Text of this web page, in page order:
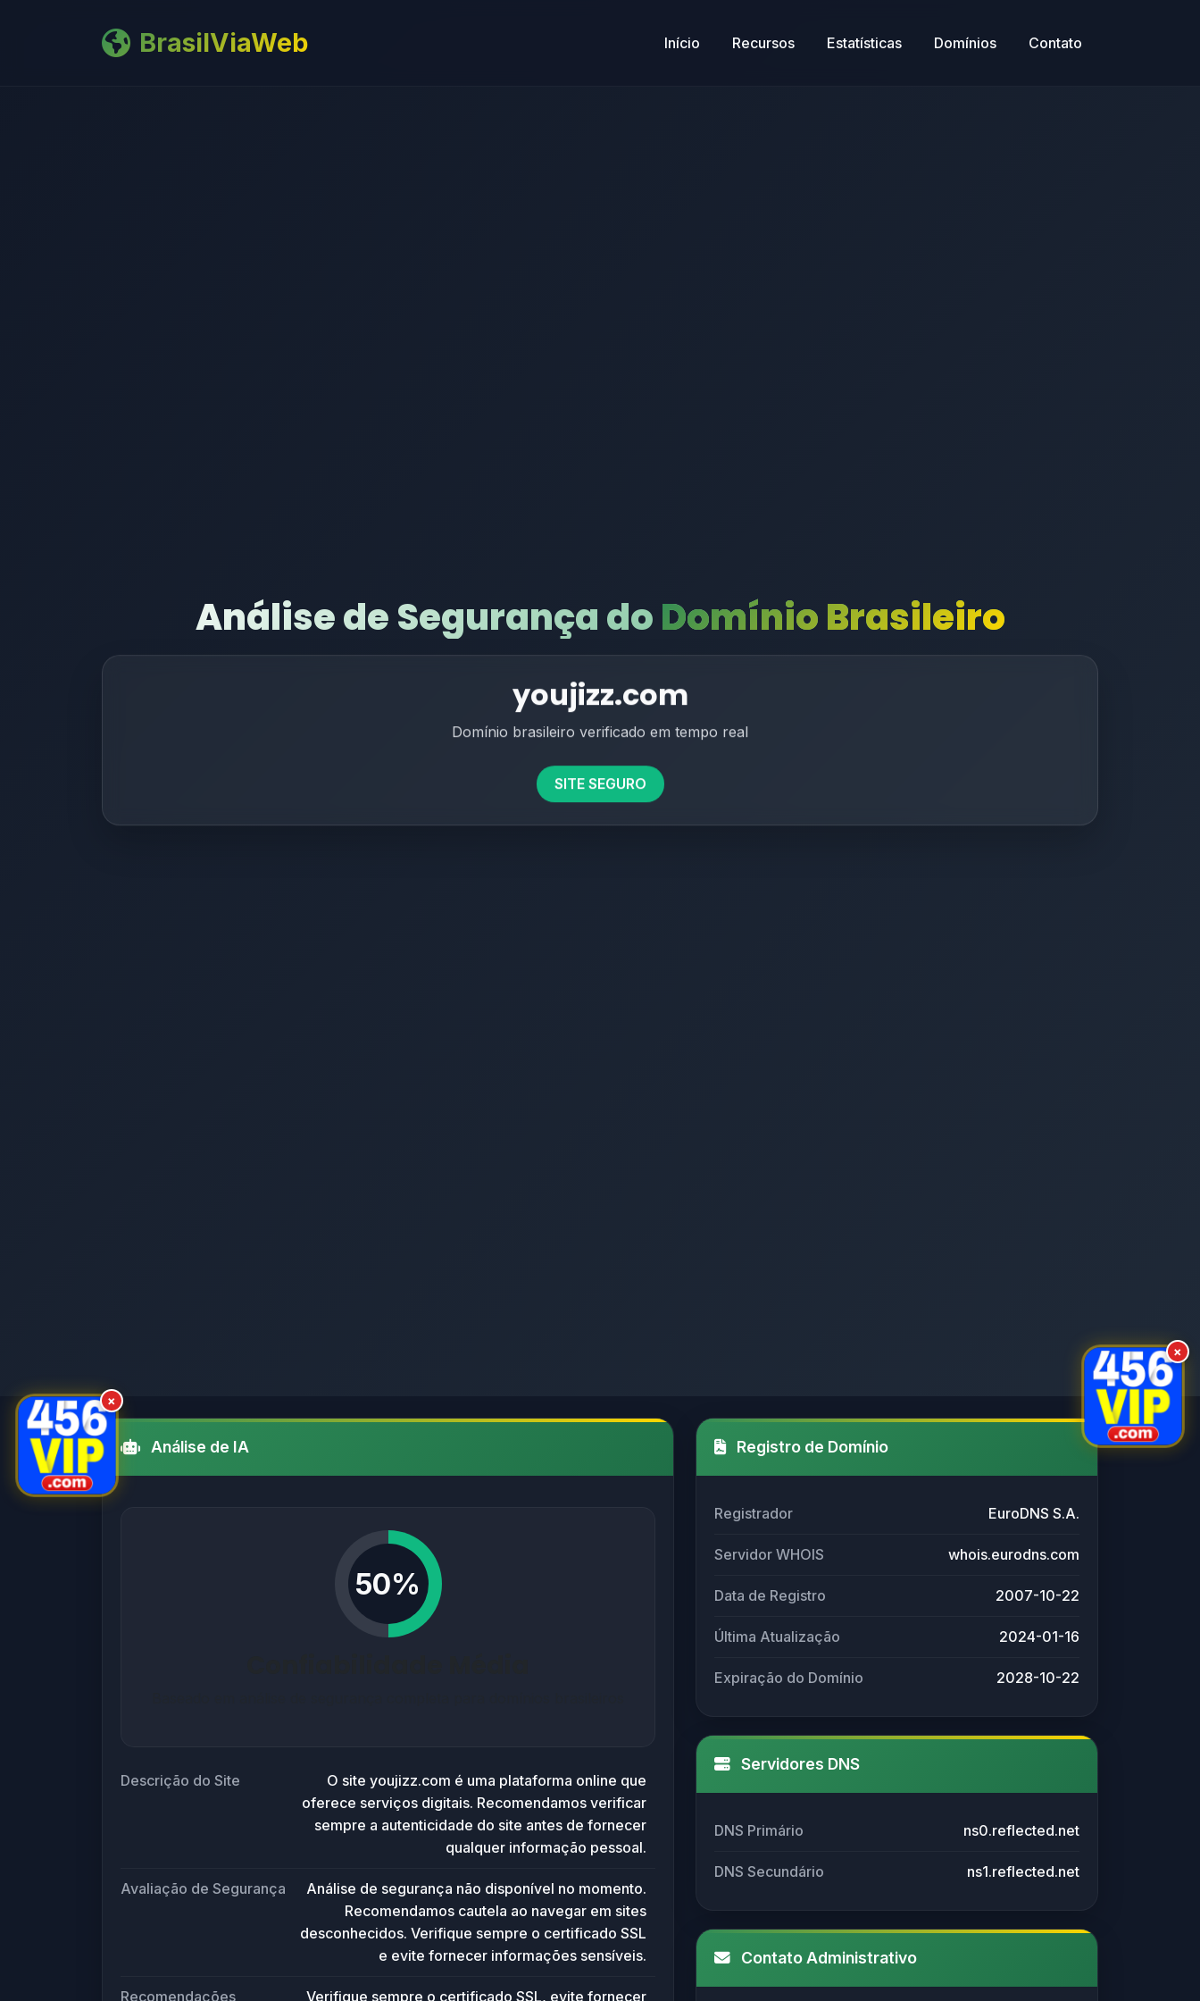
BrasilViaWeb Início Recursos Estatísticas Domínios Contato
Análise de Segurança doDomínio Brasileiro
youjizz.com
Domínio brasileiro verificado em tempo real
SITE SEGURO
Análise de IA
50%
Descrição do Site
O site youjizz.com é uma plataforma online que
oferece serviços digitais. Recomendamos verificar
sempre a autenticidade do site antes de fornecer
qualquer informação pessoal.
Avaliação de Segurança
Análise de segurança não disponível no momento.
Recomendamos cautela ao navegar em sites
desconhecidos. Verifique sempre o certificado SSL
e evite fornecer informações sensíveis.
Recomendações Verifique sempre o certificado SSL, evite fornecer
Registro de Domínio
Registrador EuroDNS S.A.
Servidor WHOIS whois.eurodns.com
Data de Registro 2007-10-22
Última Atualização 2024-01-16
Expiração do Domínio 2028-10-22
Servidores DNS
DNS Primário ns0.reflected.net
DNS Secundário ns1.reflected.net
Contato Administrativo
×
×